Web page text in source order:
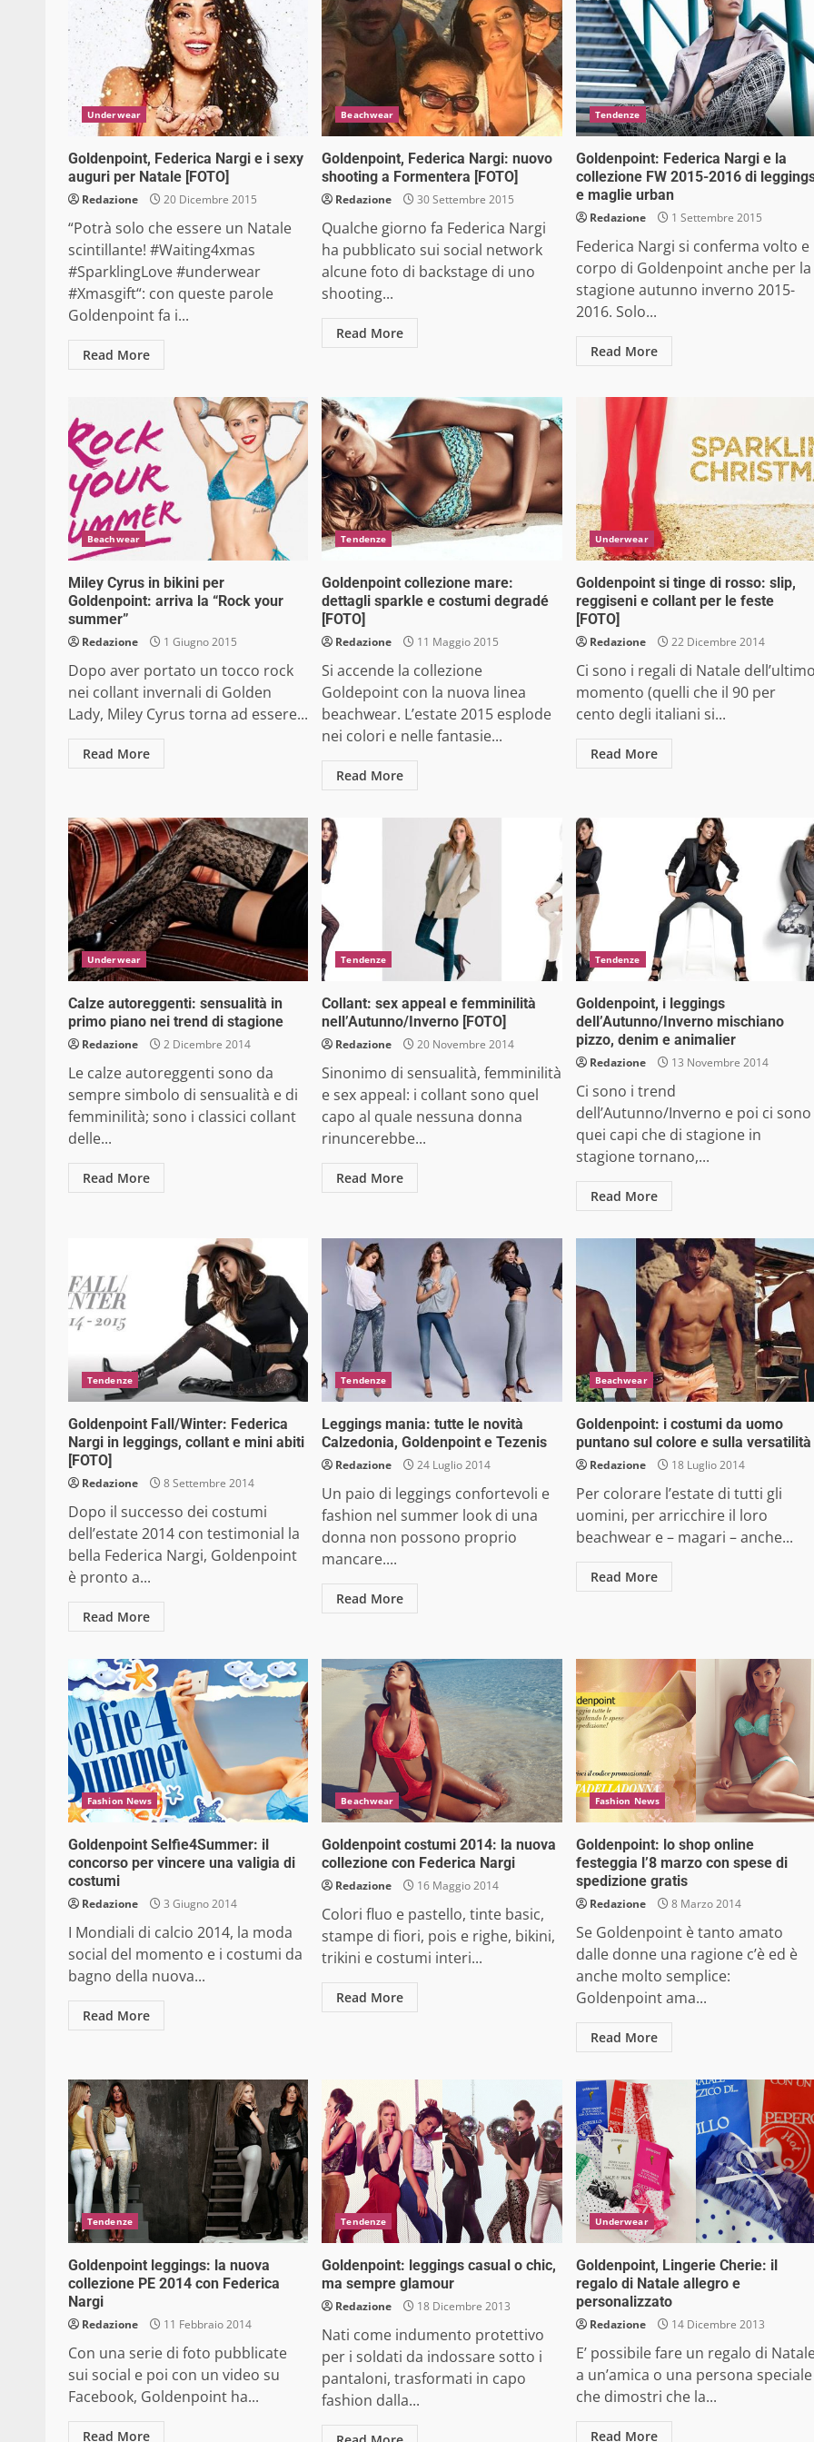
Underwear
Goldenpoint, Federica Nargi e i sexy
auguri per Natale [FOTO]
Redazione 20 Dicembre 2015
“Potrà solo che essere un Natale
scintillante! #Waiting4xmas
#SparklingLove #underwear
#Xmasgift“: con queste parole
Goldenpoint fa i...
Read More
Beachwear
Goldenpoint, Federica Nargi: nuovo
shooting a Formentera [FOTO]
Redazione 30 Settembre 2015
Qualche giorno fa Federica Nargi
ha pubblicato sui social network
alcune foto di backstage di uno
shooting...
Read More
Tendenze
Goldenpoint: Federica Nargi e la
collezione FW 2015-2016 di
e maglie urban
Redazione 1 Settembre 2015
Federica Nargi si conferma volto e
corpo di Goldenpoint anche per la
stagione autunno inverno 2015-
2016. Solo...
Read More
Beachwear
Miley Cyrus in bikini per
Goldenpoint: arriva la “Rock your
summer”
Redazione 1 Giugno 2015
Dopo aver portato un tocco rock
nei collant invernali di Golden
Lady, Miley Cyrus torna ad essere...
Read More
Tendenze
Goldenpoint collezione mare:
dettagli sparkle e costumi degradé
[FOTO]
Redazione 11 Maggio 2015
Si accende la collezione
Goldepoint con la nuova linea
beachwear. L’estate 2015 esplode
nei colori e nelle fantasie...
Read More
Underwear
Goldenpoint si tinge di rosso: slip,
reggiseni e collant per le feste
[FOTO]
Redazione 22 Dicembre 2014
Ci sono i regali di Natale
momento (quelli che il 90 per
cento degli italiani si...
Read More
Underwear
Calze autoreggenti: sensualità in
primo piano nei trend di stagione
Redazione 2 Dicembre 2014
Le calze autoreggenti sono da
sempre simbolo di sensualità e di
femminilità; sono i classici collant
delle...
Read More
Tendenze
Collant: sex appeal e femminilità
nell’Autunno/Inverno [FOTO]
Redazione 20 Novembre 2014
Sinonimo di sensualità, femminilità
e sex appeal: i collant sono quel
capo al quale nessuna donna
rinuncerebbe...
Read More
Tendenze
Goldenpoint, i leggings
dell’Autunno/Inverno mischiano
pizzo, denim e animalier
Redazione 13 Novembre 2014
Ci sono i trend
dell’Autunno/Inverno e poi ci sono
quei capi che di stagione in
stagione tornano,...
Read More
Tendenze
Goldenpoint Fall/Winter: Federica
Nargi in leggings, collant e mini abiti
[FOTO]
Redazione 8 Settembre 2014
Dopo il successo dei costumi
dell’estate 2014 con testimonial la
bella Federica Nargi, Goldenpoint
è pronto a...
Read More
Tendenze
Leggings mania: tutte le novità
Calzedonia, Goldenpoint e Tezenis
Redazione 24 Luglio 2014
Un paio di leggings confortevoli e
fashion nel summer look di una
donna non possono proprio
mancare....
Read More
Beachwear
Goldenpoint: i costumi da uomo
puntano sul colore e sulla versatilità
Redazione 18 Luglio 2014
Per colorare l’estate di tutti gli
uomini, per arricchire il loro
beachwear e – magari – anche...
Read More
Fashion News
Goldenpoint Selfie4Summer: il
concorso per vincere una valigia di
costumi
Redazione 3 Giugno 2014
I Mondiali di calcio 2014, la moda
social del momento e i costumi da
bagno della nuova...
Read More
Beachwear
Goldenpoint costumi 2014: la nuova
collezione con Federica Nargi
Redazione 16 Maggio 2014
Colori fluo e pastello, tinte basic,
stampe di fiori, pois e righe, bikini,
trikini e costumi interi...
Read More
Fashion News
Goldenpoint: lo shop online
festeggia l’8 marzo con spese di
spedizione gratis
Redazione 8 Marzo 2014
Se Goldenpoint è tanto amato
dalle donne una ragione c’è ed è
anche molto semplice:
Goldenpoint ama...
Read More
Tendenze
Goldenpoint leggings: la nuova
collezione PE 2014 con Federica
Nargi
Redazione 11 Febbraio 2014
Con una serie di foto pubblicate
sui social e poi con un video su
Facebook, Goldenpoint ha...
Read More
Tendenze
Goldenpoint: leggings casual o chic,
ma sempre glamour
Redazione 18 Dicembre 2013
Nati come indumento protettivo
per i soldati da indossare sotto i
pantaloni, trasformati in capo
fashion dalla...
Underwear
Goldenpoint, Lingerie Cherie: il
regalo di Natale allegro e
personalizzato
Redazione 14 Dicembre 2013
E’ possibile fare un regalo di
a un’amica o una persona speciale
che dimostri che la...
Read More